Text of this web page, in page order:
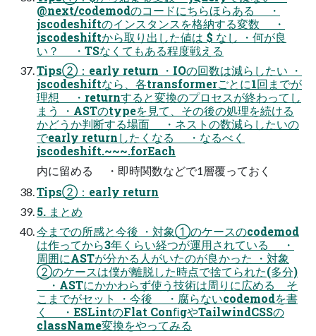
@next/codemodのコードにちらほらある ・
jscodeshiftのインスタンスを格納する変数 ・
jscodeshiftから取り出した値は $ なし ・何が良
い？ ・TSなくてもある程度戦える
Tips②：early return ・IOの回数は減らしたい ・
jscodeshiftなら、各transformerごとに1回までが
理想 ・returnすると変換のプロセスが終わってし
まう ・ASTのtypeを見て、その後の処理を続ける
かどうか判断する場面 ・ネストの数減らしたいの
でearly returnしたくなる ・なるべく
jscodeshift.~~~.forEach
内に留める ・即時関数などで1層覆っておく
Tips②：early return
5. まとめ
今までの所感と今後 ・対象①のケースのcodemod
は作ってから3年くらい経つが運用されている ・
周囲にASTが分かる人がいたのが良かった ・対象
②のケースは僕が離脱した時点で捨てられた(多分)
・ASTにかかわらず使う技術は周りに広める そ
こまでがセット ・今後 ・腐らないcodemodを書
く ・ESLintのFlat ConﬁgやTailwindCSSの
className変換をやってみる